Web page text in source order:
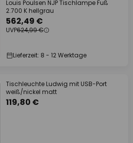
Louis Poulsen NJP Tischlampe Fuß
2.700 K hellgrau
562,49 €
UVP624,99 €
Lieferzeit: 8 - 12 Werktage
Tischleuchte Ludwig mit USB-Port
weiß/nickel matt
119,80 €